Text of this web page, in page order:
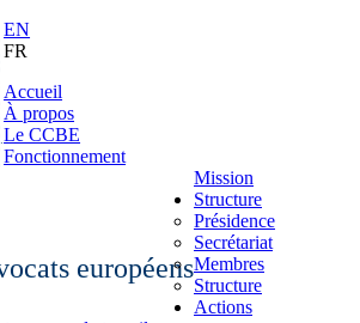
européens
EN
FR
Accueil
À propos
Le CCBE
Fonctionnement
Mission
Structure
Présidence
Secrétariat
Membres
Structure
Actions